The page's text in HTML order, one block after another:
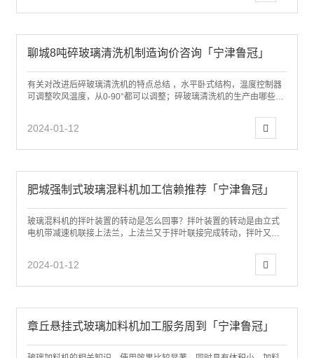
聊城8吨碎玻璃清洗机制造询价咨询「宁津鲁冠」
有关对改进后碎玻璃清洗机的特点总结 ，水平卧式结构，温度控制器
可调整吹风温度，从0-90°都可以调整；碎玻璃清洗机的生产由哪些部
2024-01-12
肥城强制式玻璃混料机加工信赖推荐「宁津鲁冠」
玻璃混料机的拌叶装置的转动是怎么回事？拌叶装置的转动是由立式
电机带减速机联接上法兰，上法兰又于拌叶联接完成转动，拌叶又通
2024-01-12
章丘悬挂式玻璃加料机加工服务周到「宁津鲁冠」